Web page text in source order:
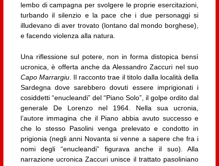
lembo di campagna per svolgere le proprie esercitazioni,
turbando il silenzio e la pace che i due personaggi si
illudevano di aver trovato (lontano dal mondo borghese),
e facendo violenza alla natura.
Una riflessione sul potere, non in forma distopica bensì
ucronica, è offerta anche da Alessandro Zaccuri nel suo
Capo Marrargiu. Il racconto trae il titolo dalla località della
Sardegna dove sarebbero dovuti essere imprigionati i
cosiddetti “enucleandi” del “Piano Solo”, il golpe ordito dal
generale De Lorenzo nel 1964. Nella sua ucronia,
l’autore immagina che il Piano abbia avuto successo e
che lo stesso Pasolini venga prelevato e condotto in
prigionia (negli anni Novanta si venne a sapere che fra i
nomi degli “enucleandi” figurava anche il suo). Alla
narrazione ucronica Zaccuri unisce il trattato pasoliniano